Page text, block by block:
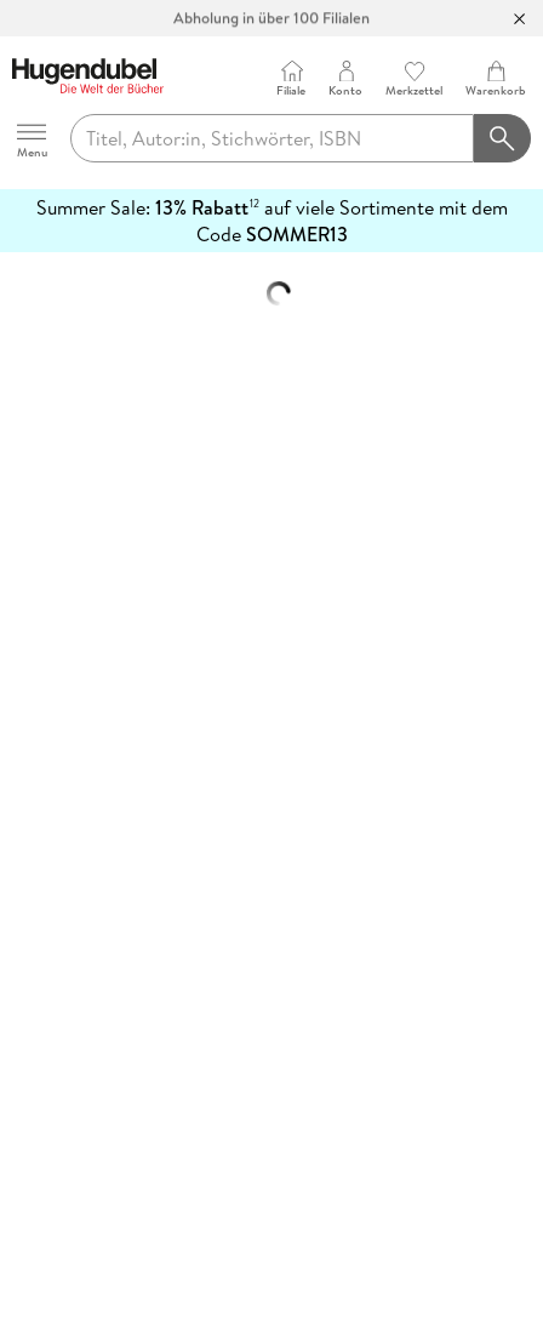
Abholung in über 100 Filialen
Hugendubel
Menu
Filiale Konto Merkzettel Warenkorb
Summer Sale: 13% Rabatt12auf viele Sortimente mit dem
CodeSOMMER13
erfahren